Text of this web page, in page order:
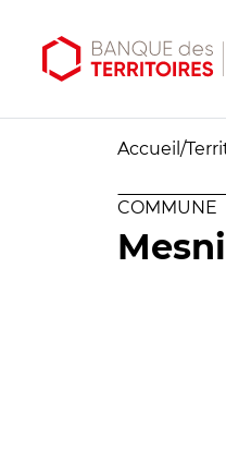
Accueil /
COMMUNE